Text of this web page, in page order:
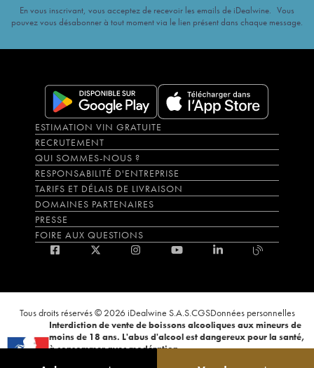
En vous inscrivant, vous acceptez de recevoir les emails de iDealwine. Vous
pouvez vous désabonner à tout moment via le lien présent dans chaque message.
ESTIMATION VIN GRATUITE
RECRUTEMENT
QUI SOMMES-NOUS ?
RESPONSABILITÉ D'ENTREPRISE
TARIFS ET DÉLAIS DE LIVRAISON
DOMAINES PARTENAIRES
PRESSE
FOIRE AUX QUESTIONS
Tous droits réservés © 2026 iDealwine S.A.S.CGSDonnées personnelles
Interdiction de vente de boissons alcooliques aux mineurs de
moins de 18 ans. L'abus d'alcool est dangereux pour la santé,
à consommer avec modération.